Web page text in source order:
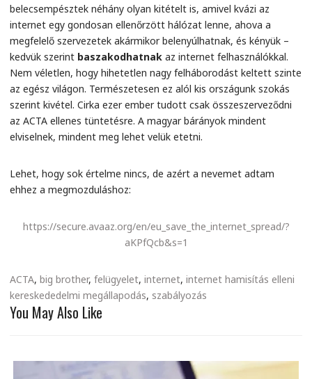
belecsempésztek néhány olyan kitételt is, amivel kvázi az
internet egy gondosan ellenőrzött hálózat lenne, ahova a
megfelelő szervezetek akármikor belenyúlhatnak, és kényük –
kedvük szerint baszakodhatnak az internet felhasználókkal.
Nem véletlen, hogy hihetetlen nagy felháborodást keltett szinte
az egész világon. Természetesen ez alól kis országunk szokás
szerint kivétel. Cirka ezer ember tudott csak összeszerveződni
az ACTA ellenes tüntetésre. A magyar bárányok mindent
elviselnek, mindent meg lehet velük etetni.
Lehet, hogy sok értelme nincs, de azért a nevemet adtam
ehhez a megmozduláshoz:
https://secure.avaaz.org/en/eu_save_the_internet_spread/?
aKPfQcb&s=1
ACTA, big brother, felügyelet, internet, internet hamisítás elleni
kereskededelmi megállapodás, szabályozás
You May Also Like